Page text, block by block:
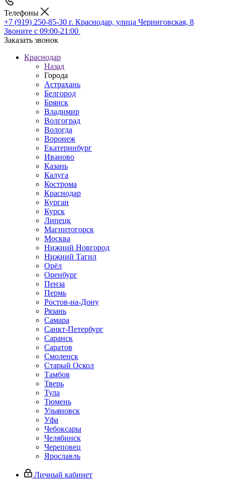
Телефоны
+7 (919) 250-85-30 г. Краснодар, улица Черниговская, 8
Звоните с 09:00-21:00
Заказать звонок
Краснодар
Назад
Города
Астрахань
Белгород
Брянск
Владимир
Волгоград
Вологда
Воронеж
Екатеринбург
Иваново
Казань
Калуга
Кострома
Краснодар
Курган
Курск
Липецк
Магнитогорск
Москва
Нижний Новгород
Нижний Тагил
Орёл
Оренбург
Пенза
Пермь
Ростов‑на‑Дону
Рязань
Самара
Санкт‑Петербург
Саранск
Саратов
Смоленск
Старый Оскол
Тамбов
Тверь
Тула
Тюмень
Ульяновск
Уфа
Чебоксары
Челябинск
Череповец
Ярославль
Личный кабинет